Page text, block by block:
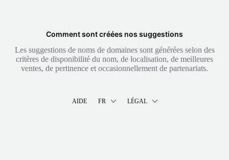
Comment sont créées nos suggestions
Les suggestions de noms de domaines sont générées selon des
critères de disponibilité du nom, de localisation, de meilleures
ventes, de pertinence et occasionnellement de partenariats.
AIDE FR LÉGAL